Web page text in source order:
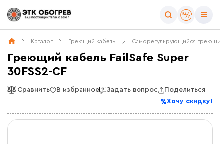
Каталог Греющий кабель Саморегулирующийся
Греющий кабель FailSafe Super
30FSS2-CF
Сравнить В избранное Задать вопрос
Поделиться
Хочу скидку!